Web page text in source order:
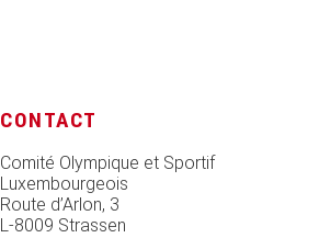
CONTACT
Comité Olympique et Sportif
Luxembourgeois
Route d’Arlon, 3
L-8009 Strassen